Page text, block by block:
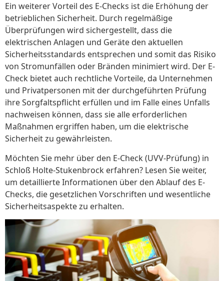
Ein weiterer Vorteil des E-Checks ist die Erhöhung der
betrieblichen Sicherheit. Durch regelmäßige
Überprüfungen wird sichergestellt, dass die
elektrischen Anlagen und Geräte den aktuellen
Sicherheitsstandards entsprechen und somit das Risiko
von Stromunfällen oder Bränden minimiert wird. Der E-
Check bietet auch rechtliche Vorteile, da Unternehmen
und Privatpersonen mit der durchgeführten Prüfung
ihre Sorgfaltspflicht erfüllen und im Falle eines Unfalls
nachweisen können, dass sie alle erforderlichen
Maßnahmen ergriffen haben, um die elektrische
Sicherheit zu gewährleisten.
Möchten Sie mehr über den E-Check (UVV-Prüfung) in
Schloß Holte-Stukenbrock erfahren? Lesen Sie weiter,
um detaillierte Informationen über den Ablauf des E-
Checks, die gesetzlichen Vorschriften und wesentliche
Sicherheitsaspekte zu erhalten.